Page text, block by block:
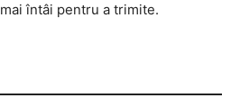
mai întâi pentru a trimite.